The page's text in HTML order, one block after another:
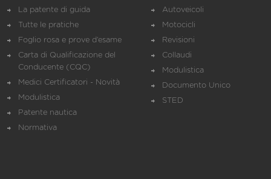
La patente di guida
Tutte le pratiche
Foglio rosa e prove d’esame
Carta di Qualificazione del
Conducente (CQC)
Medici Certificatori - Novità
Modulistica
Patente nautica
Normativa
Autoveicoli
Motocicli
Revisioni
Collaudi
Modulistica
Documento Unico
STED